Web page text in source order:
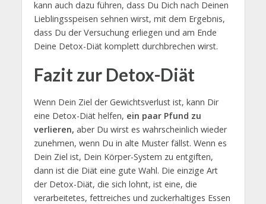
kann auch dazu führen, dass Du Dich nach Deinen
Lieblingsspeisen sehnen wirst, mit dem Ergebnis,
dass Du der Versuchung erliegen und am Ende
Deine Detox-Diät komplett durchbrechen wirst.
Fazit zur Detox-Diät
Wenn Dein Ziel der Gewichtsverlust ist, kann Dir
eine Detox-Diät helfen, ein paar Pfund zu
verlieren, aber Du wirst es wahrscheinlich wieder
zunehmen, wenn Du in alte Muster fällst. Wenn es
Dein Ziel ist, Dein Körper-System zu entgiften,
dann ist die Diät eine gute Wahl. Die einzige Art
der Detox-Diät, die sich lohnt, ist eine, die
verarbeitetes, fettreiches und zuckerhaltiges Essen